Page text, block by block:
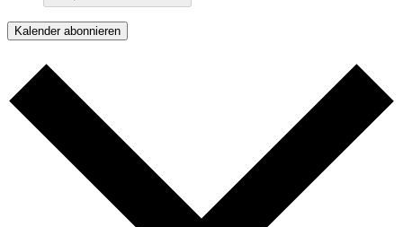
Kalender abonnieren